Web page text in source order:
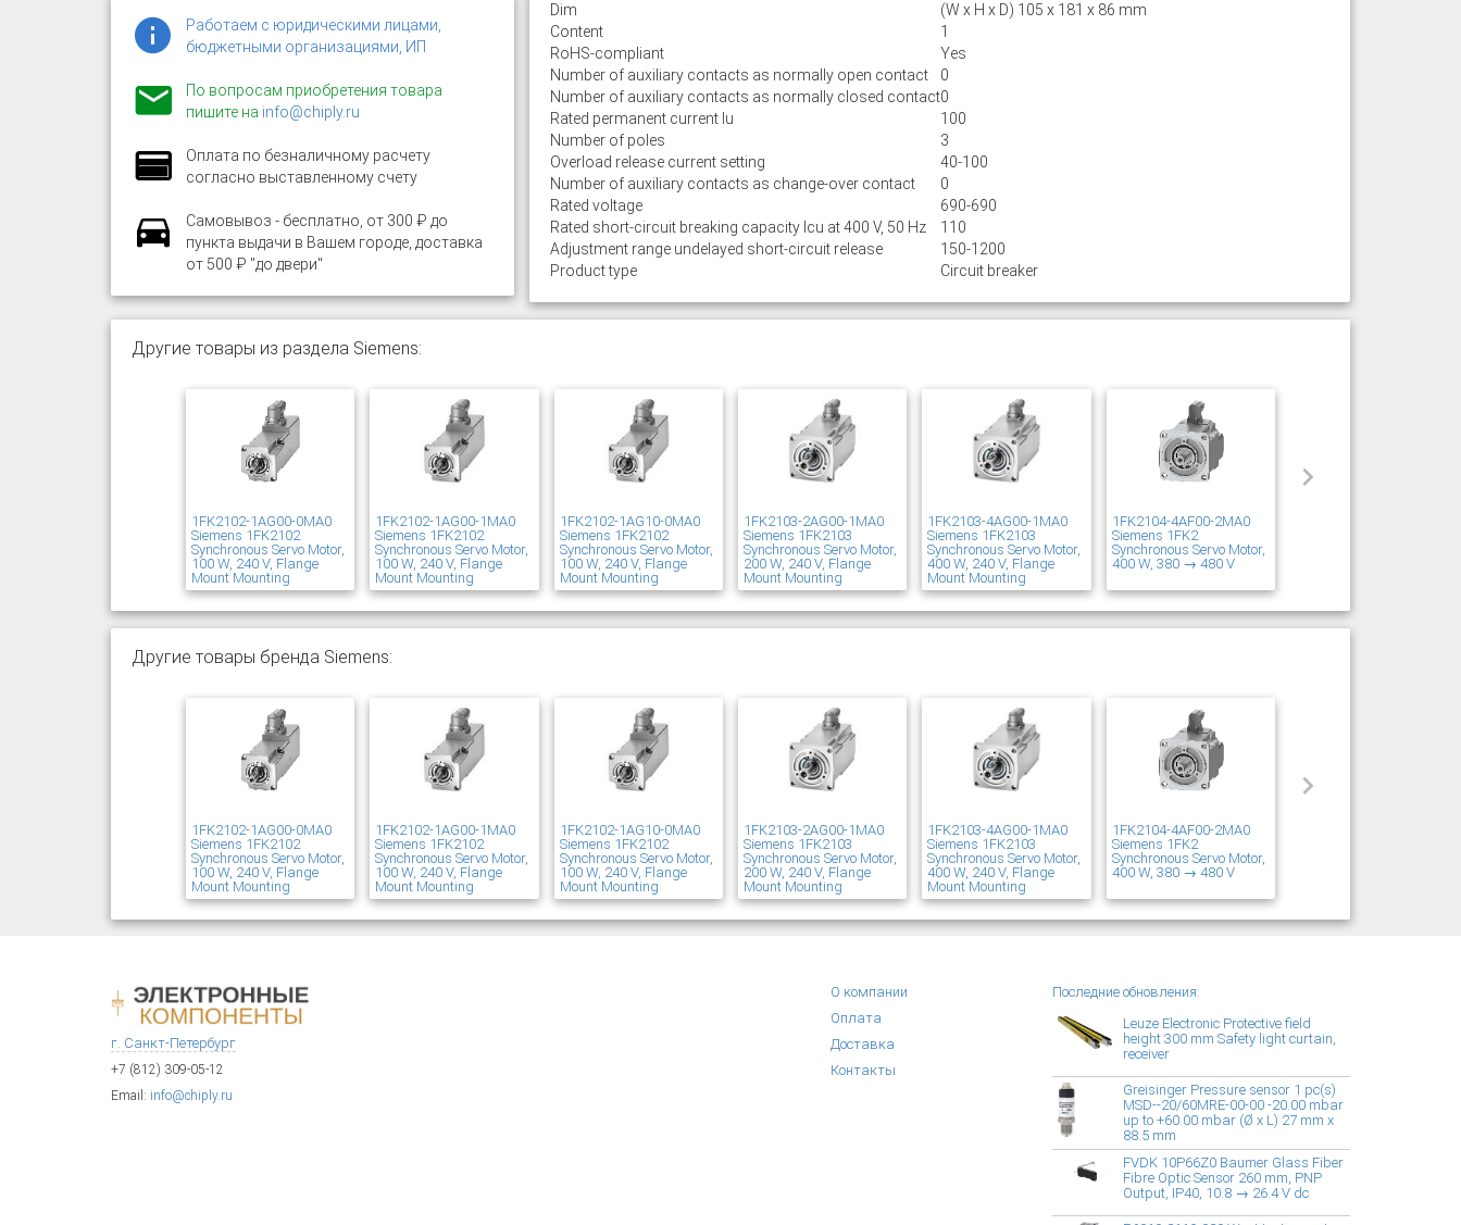
Работаем с юридическими лицами,
бюджетными организациями, ИП
По вопросам приобретения товара
пишите на info@chiply.ru
Оплата по безналичному расчету
согласно выставленному счету
Самовывоз - бесплатно, от 300 ₽ до
пункта выдачи в Вашем городе, доставка
от 500 ₽ "до двери"
Dim
(W x H x D) 105 x 181 x 86 mm
Content
1
RoHS-compliant
Yes
Number of auxiliary contacts as normally open contact
0
Number of auxiliary contacts as normally closed contact0
Rated permanent current Iu
100
Number of poles
3
Overload release current setting
40-100
Number of auxiliary contacts as change-over contact
0
Rated voltage
690-690
Rated short-circuit breaking capacity lcu at 400 V, 50 Hz
110
Adjustment range undelayed short-circuit release
150-1200
Product type
Circuit breaker
Другие товары из раздела Siemens:
1FK2102-1AG00-0MA0
Siemens 1FK2102
Synchronous Servo Motor,
100 W, 240 V, Flange
Mount Mounting
1FK2102-1AG00-1MA0
Siemens 1FK2102
Synchronous Servo Motor,
100 W, 240 V, Flange
Mount Mounting
1FK2102-1AG10-0MA0
Siemens 1FK2102
Synchronous Servo Motor,
100 W, 240 V, Flange
Mount Mounting
1FK2103-2AG00-1MA0
Siemens 1FK2103
Synchronous Servo Motor,
200 W, 240 V, Flange
Mount Mounting
1FK2103-4AG00-1MA0
Siemens 1FK2103
Synchronous Servo Motor,
400 W, 240 V, Flange
Mount Mounting
1FK2104-4AF00-2MA0
Siemens 1FK2
Synchronous Servo Motor,
400 W, 380 → 480 V
Другие товары бренда Siemens:
1FK2102-1AG00-0MA0
Siemens 1FK2102
Synchronous Servo Motor,
100 W, 240 V, Flange
Mount Mounting
1FK2102-1AG00-1MA0
Siemens 1FK2102
Synchronous Servo Motor,
100 W, 240 V, Flange
Mount Mounting
1FK2102-1AG10-0MA0
Siemens 1FK2102
Synchronous Servo Motor,
100 W, 240 V, Flange
Mount Mounting
1FK2103-2AG00-1MA0
Siemens 1FK2103
Synchronous Servo Motor,
200 W, 240 V, Flange
Mount Mounting
1FK2103-4AG00-1MA0
Siemens 1FK2103
Synchronous Servo Motor,
400 W, 240 V, Flange
Mount Mounting
1FK2104-4AF00-2MA0
Siemens 1FK2
Synchronous Servo Motor,
400 W, 380 → 480 V
г. Санкт-Петербург
+7 (812) 309-05-12
Email: info@chiply.ru
О компании
Оплата
Доставка
Контакты
Последние обновления:
Leuze Electronic Protective field
height 300 mm Safety light curtain,
receiver
Greisinger Pressure sensor 1 pc(s)
MSD--20/60MRE-00-00 -20.00 mbar
up to +60.00 mbar (Ø x L) 27 mm x
88.5 mm
FVDK 10P66Z0 Baumer Glass Fiber
Fibre Optic Sensor 260 mm, PNP
Output, IP40, 10.8 → 26.4 V dc